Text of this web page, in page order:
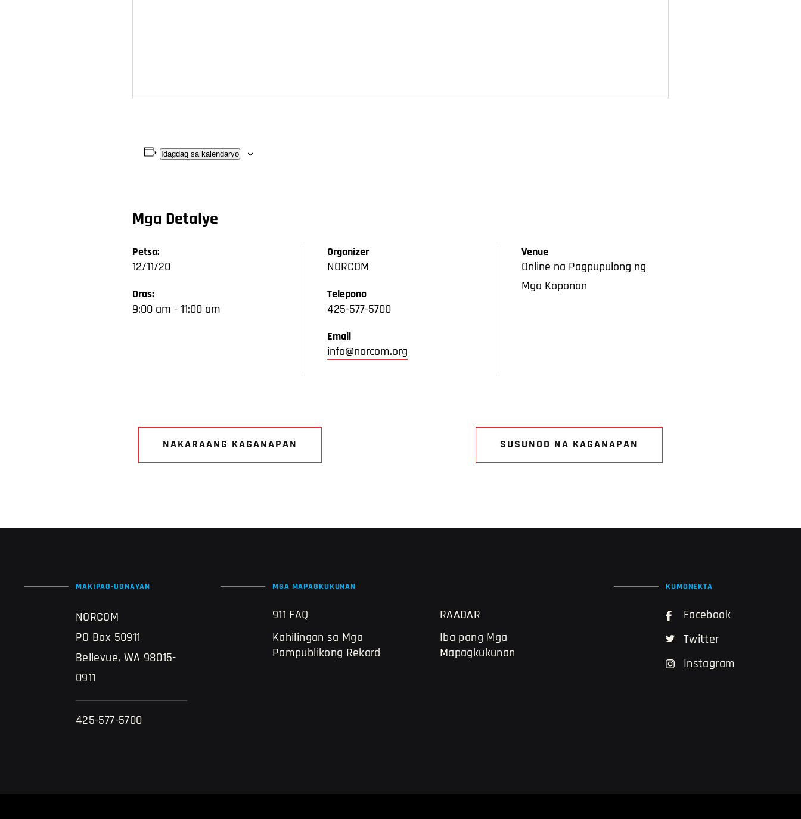
Idagdag sa kalendaryo
Mga Detalye
Petsa:
12/11/20
Oras:
9:00 am - 11:00 am
Organizer
NORCOM
Telepono
425-577-5700
Email
info@norcom.org
Venue
Online na Pagpupulong ng
Mga Koponan
NAKARAANG KAGANAPAN SUSUNOD NA KAGANAPAN
MAKIPAG-UGNAYAN
NORCOM
PO Box 50911
Bellevue, WA 98015-
0911
425-577-5700
MGA MAPAGKUKUNAN
911 FAQ
Kahilingan sa Mga
Pampublikong Rekord
RAADAR
Iba pang Mga
Mapagkukunan
KUMONEKTA
Facebook
Twitter
Instagram